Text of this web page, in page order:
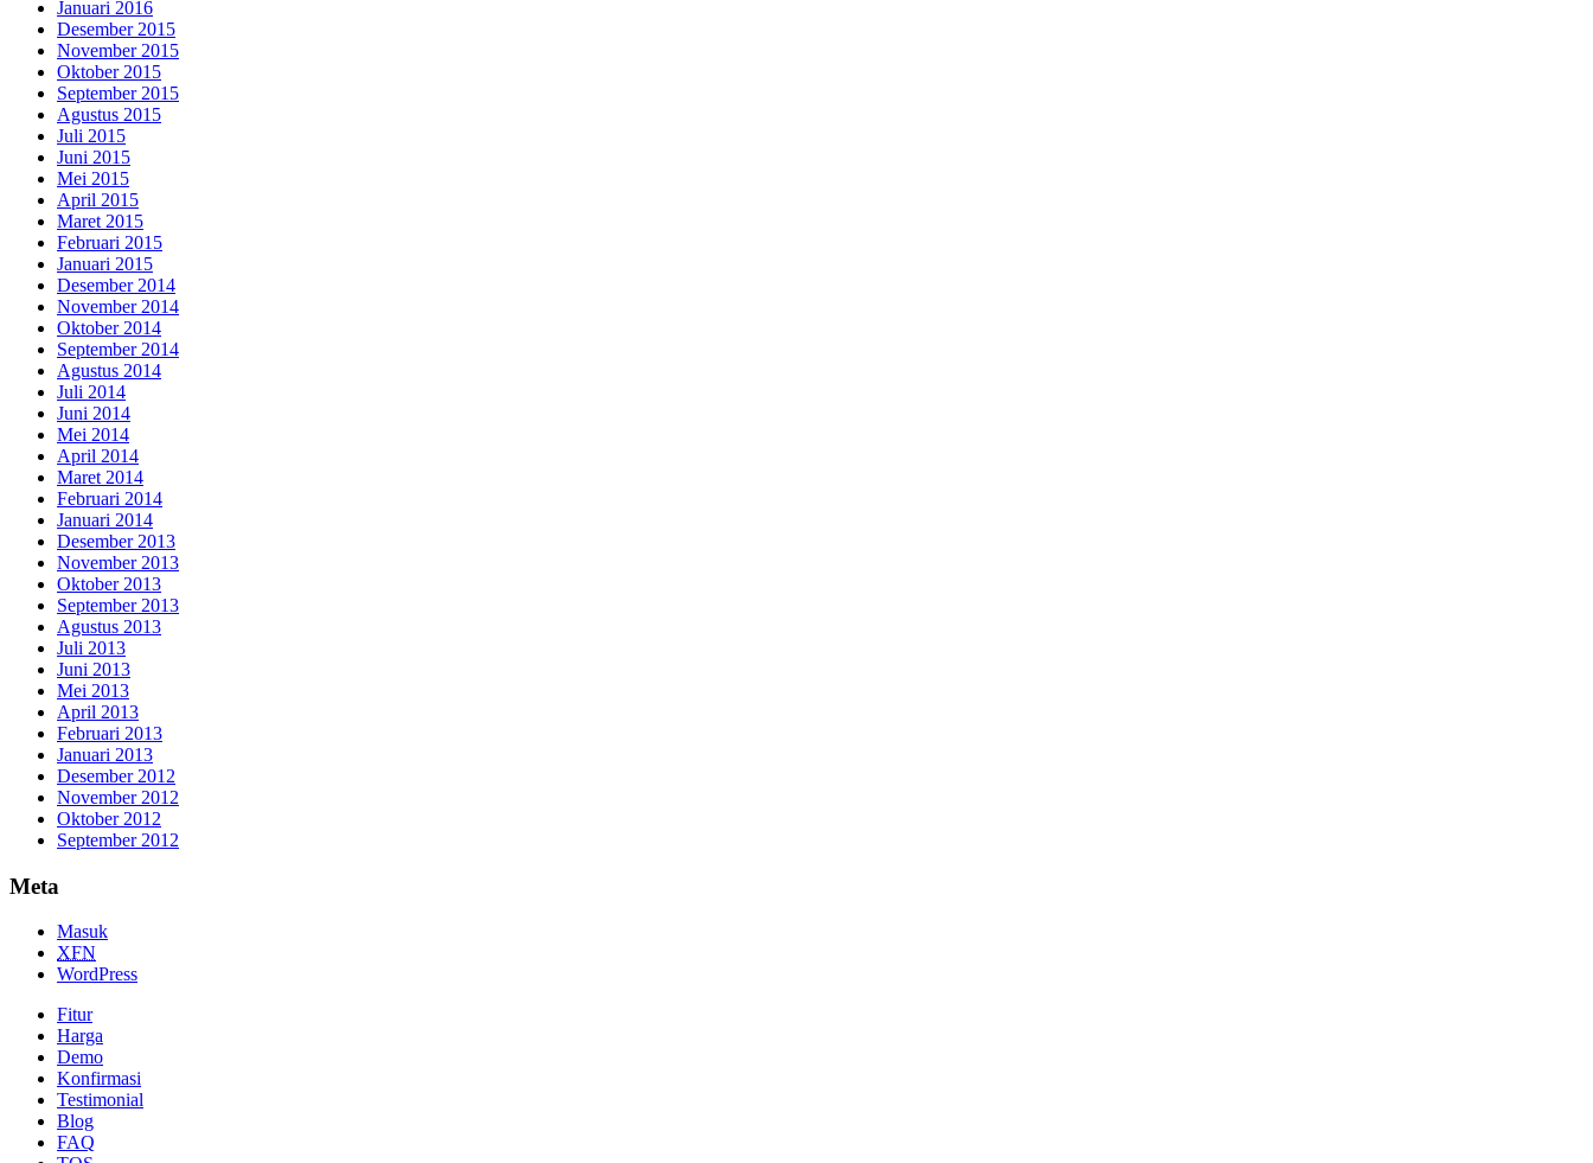
Januari 2016
Desember 2015
November 2015
Oktober 2015
September 2015
Agustus 2015
Juli 2015
Juni 2015
Mei 2015
April 2015
Maret 2015
Februari 2015
Januari 2015
Desember 2014
November 2014
Oktober 2014
September 2014
Agustus 2014
Juli 2014
Juni 2014
Mei 2014
April 2014
Maret 2014
Februari 2014
Januari 2014
Desember 2013
November 2013
Oktober 2013
September 2013
Agustus 2013
Juli 2013
Juni 2013
Mei 2013
April 2013
Februari 2013
Januari 2013
Desember 2012
November 2012
Oktober 2012
September 2012
Meta
Masuk
XFN
WordPress
Fitur
Harga
Demo
Konfirmasi
Testimonial
Blog
FAQ